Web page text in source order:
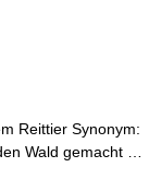
Reittier Synonym:
Wald gemacht …